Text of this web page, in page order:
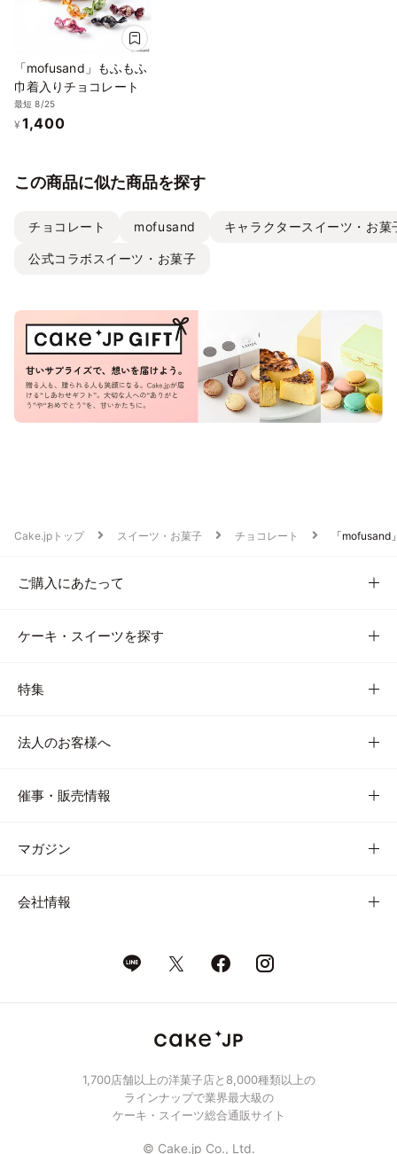
「mofusand」もふもふ
巾着入りチョコレート
最短 8/25
¥ 1,400
この商品に似た商品を探す
チョコレート mofusand キャラクタースイーツ・お菓
公式コラボスイーツ・お菓子
Cake.jpトップ スイーツ・お菓子 チョコレート 「
ご購入にあたって
ケーキ・スイーツを探す
特集
法人のお客様へ
催事・販売情報
マガジン
会社情報
1,700店舗以上の洋菓子店と8,000種類以上の
ラインナップで業界最大級の
ケーキ・スイーツ総合通販サイト
© Cake.jp Co., Ltd.